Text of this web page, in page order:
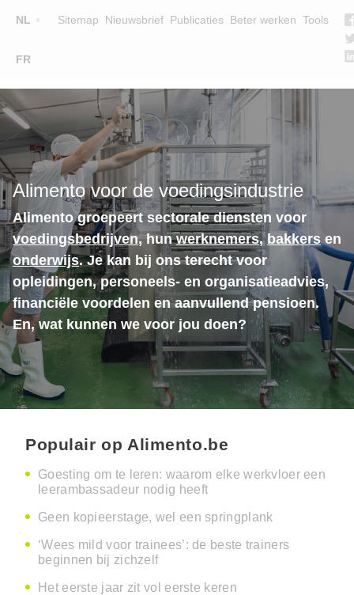
NL
FR
Sitemap Nieuwsbrief Publicaties Beter werken Tools
Main
navigation
OPLEIDINGEN
LESGEVERS
WIE ZIJN WE
TEAM
CONTACT
ZOEK EEN OPLEIDING
Alimento voor de voedingsindustrie
Alimento groepeert sectorale diensten voor
voedingsbedrijven, hunwerknemers, bakkersen
onderwijs. Je kan bij ons terecht voor
opleidingen, personeels- en organisatieadvies,
financiële voordelen en aanvullend pensioen.
En, wat kunnen we voor jou doen?
Populair op Alimento.be
Goesting om te leren: waarom elke werkvloer een
leerambassadeur nodig heeft
Geen kopieerstage, wel een springplank
‘Wees mild voor trainees’: de beste trainers
beginnen bij zichzelf
Het eerste jaar zit vol eerste keren